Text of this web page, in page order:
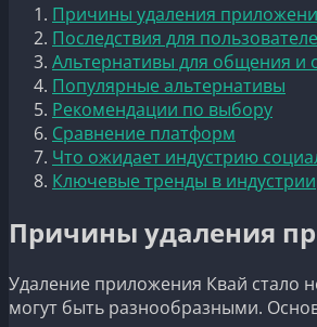
Причины удаления
Последствия для
Альтернативы для общения и
Популярные альтернативы
Рекомендации по выбору
Сравнение платформ
Что ожидает индустрию
Ключевые тренды в индустрии
Причины удаления
Удаление приложения Квай стало
могут быть разнообразными.